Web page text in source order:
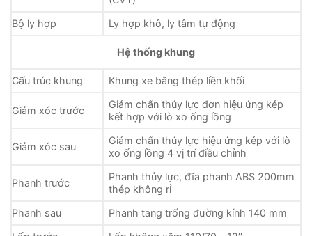
Bộ ly hợp
Ly hợp khô, ly tâm tự động
Hệ thống khung
Cấu trúc khung Khung xe bằng thép liền khối
Giảm xóc trước
Giảm chấn thủy lực đơn hiệu ứng kép
kết hợp với lò xo ống lồng
Giảm xóc sau
Giảm chấn thủy lực hiệu ứng kép với lò
xo ống lồng 4 vị trí điều chỉnh
Phanh trước
Phanh thủy lực, đĩa phanh ABS 200mm
thép không rỉ
Phanh sau
Phanh tang trống đường kính 140 mm